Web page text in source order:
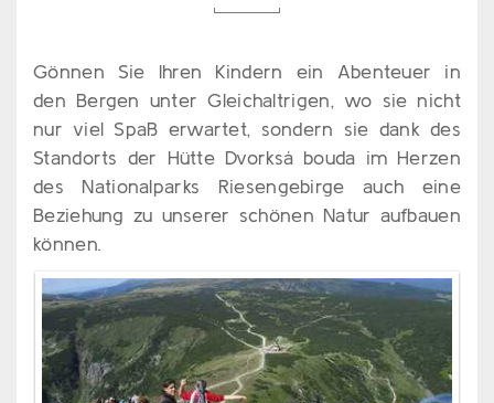
Gönnen Sie Ihren Kindern ein Abenteuer in
den Bergen unter Gleichaltrigen, wo sie nicht
nur viel Spaß erwartet, sondern sie dank des
Standorts der Hütte Dvorksá bouda im Herzen
des Nationalparks Riesengebirge auch eine
Beziehung zu unserer schönen Natur aufbauen
können.